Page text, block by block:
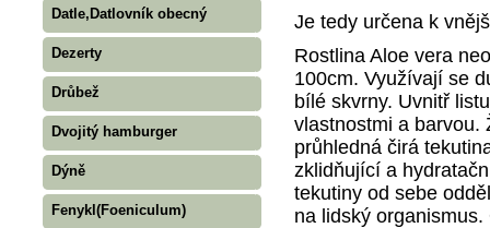
Datle,Datlovník obecný
Dezerty
Drůbež
Dvojitý hamburger
Dýně
Fenykl(Foeniculum)
Je tedy určena k
Rostlina Aloe vera
100cm. Využívají se
bílé skvrny. Uvnitř
vlastnostmi a barvou.
průhledná čirá
zklidňující a
tekutiny od sebe
na lidský